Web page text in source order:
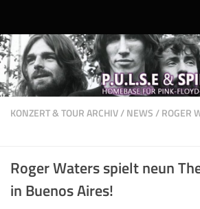
KONZERT & TOUR ARCHIV/NEWS/ROGER
Roger Waters spielt neun
in Buenos Aires!